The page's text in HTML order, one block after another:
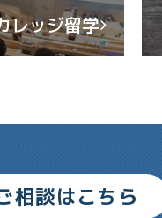
レッジ留学
相談はこちら